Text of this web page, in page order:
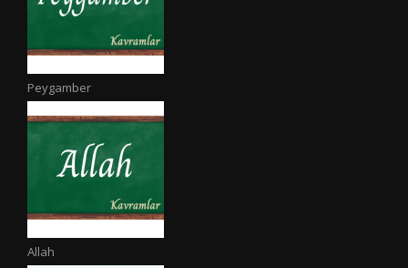
Peygamber
Allah